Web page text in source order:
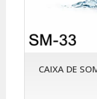
CAIXA DE